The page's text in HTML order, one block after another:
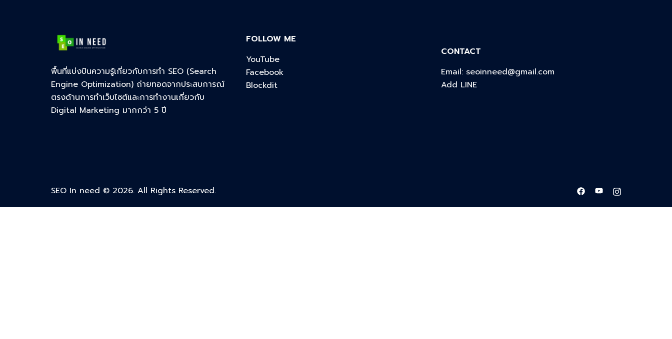
พื้นที่แบ่งปันความรู้เกี่ยวกับการทำ SEO (Search
Engine Optimization) ถ่ายทอดจากประสบการณ์
ตรงด้านการทำเว็บไซต์และการทำงานเกี่ยวกับ
Digital Marketing มากกว่า 5 ปี
FOLLOW ME
YouTube
Facebook
Blockdit
CONTACT
Email: seoinneed@gmail.com
Add LINE
SEO In need © 2026. All Rights Reserved.